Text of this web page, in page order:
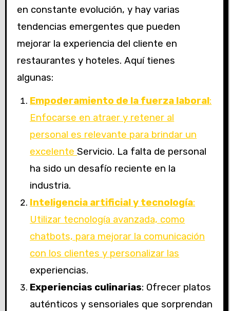
en constante evolución, y hay varias
tendencias emergentes que pueden
mejorar la experiencia del cliente en
restaurantes y hoteles. Aquí tienes
algunas:
Empoderamiento de la fuerza laboral:
Enfocarse en atraer y retener al
personal es relevante para brindar un
excelenteServicio. La falta de personal
ha sido un desafío reciente en la
industria.
Inteligencia artificial y tecnología:
Utilizar tecnología avanzada, como
chatbots, para mejorar la comunicación
con los clientes y personalizar las
experiencias.
Experiencias culinarias: Ofrecer platos
auténticos y sensoriales que sorprendan